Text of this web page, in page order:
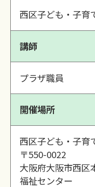
西区子ども・子育
講師
プラザ職員
開催場所
西区子ども・子育
〒550-0022
大阪府大阪市西区
福祉センター